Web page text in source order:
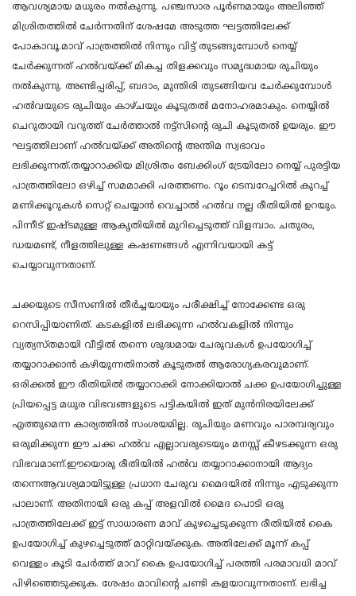
ആവശ്യമായ മധുരം നൽകുന്നു. പഞ്ചസാര പൂർണമായും അലിഞ്ഞ്
മിശ്രിതത്തിൽ ചേർന്നതിന് ശേഷമേ അടുത്ത ഘട്ടത്തിലേക്ക്
പോകാവൂ.മാവ് പാത്രത്തിൽ നിന്നും വിട്ട് തുടങ്ങുമ്പോൾ നെയ്യ്
ചേർക്കുന്നത് ഹൽവയ്ക്ക് മികച്ച തിളക്കവും സമൃദ്ധമായ രുചിയും
നൽകുന്നു. അണ്ടിപ്പരിപ്പ്, ബദാം, മുന്തിരി തുടങ്ങിയവ ചേർക്കുമ്പോൾ
ഹൽവയുടെ രുചിയും കാഴ്ചയും കൂടുതൽ മനോഹരമാകും. നെയ്യിൽ
ചെറുതായി വറുത്ത് ചേർത്താൽ നട്ട്സിന്റെ രുചി കൂടുതൽ ഉയരും. ഈ
ഘട്ടത്തിലാണ് ഹൽവയ്ക്ക് അതിന്റെ അന്തിമ സ്വഭാവം
ലഭിക്കുന്നത്.തയ്യാറാക്കിയ മിശ്രിതം ബേക്കിംഗ് ട്രേയിലോ നെയ്യ് പുരട്ടിയ
പാത്രത്തിലോ ഒഴിച്ച് സമമാക്കി പരത്തണം. റൂം ടെമ്പറേച്ചറിൽ കുറച്ച്
മണിക്കൂറുകൾ സെറ്റ് ചെയ്യാൻ വെച്ചാൽ ഹൽവ നല്ല രീതിയിൽ ഉറയും.
പിന്നീട് ഇഷ്ടമുള്ള ആകൃതിയിൽ മുറിച്ചെടുത്ത് വിളമ്പാം. ചതുരം,
ഡയമണ്ട്, നീളത്തിലുള്ള കഷണങ്ങൾ എന്നിവയായി കട്ട്
ചെയ്യാവുന്നതാണ്.
ചക്കയുടെ സീസണിൽ തീർച്ചയായും പരീക്ഷിച്ച് നോക്കേണ്ട ഒരു
റെസിപ്പിയാണിത്. കടകളിൽ ലഭിക്കുന്ന ഹൽവകളിൽ നിന്നും
വ്യത്യസ്തമായി വീട്ടിൽ തന്നെ ശുദ്ധമായ ചേരുവകൾ ഉപയോഗിച്ച്
തയ്യാറാക്കാൻ കഴിയുന്നതിനാൽ കൂടുതൽ ആരോഗ്യകരവുമാണ്.
ഒരിക്കൽ ഈ രീതിയിൽ തയ്യാറാക്കി നോക്കിയാൽ ചക്ക ഉപയോഗിച്ചുള്ള
പ്രിയപ്പെട്ട മധുര വിഭവങ്ങളുടെ പട്ടികയിൽ ഇത് മുൻനിരയിലേക്ക്
എത്തുമെന്ന കാര്യത്തിൽ സംശയമില്ല. രുചിയും മണവും പാരമ്പര്യവും
ഒരുമിക്കുന്ന ഈ ചക്ക ഹൽവ എല്ലാവരുടെയും മനസ്സ് കീഴടക്കുന്ന ഒരു
വിഭവമാണ്.ഈയൊരു രീതിയിൽ ഹൽവ തയ്യാറാക്കാനായി ആദ്യം
തന്നെആവശ്യമായിട്ടുള്ള പ്രധാന ചേരുവ മൈദയിൽ നിന്നും എടുക്കുന്ന
പാലാണ്. അതിനായി ഒരു കപ്പ് അളവിൽ മൈദ പൊടി ഒരു
പാത്രത്തിലേക്ക് ഇട്ട് സാധാരണ മാവ് കുഴച്ചെടുക്കുന്ന രീതിയിൽ കൈ
ഉപയോഗിച്ച് കുഴച്ചെടുത്ത് മാറ്റിവയ്ക്കുക. അതിലേക്ക് മൂന്ന് കപ്പ്
വെള്ളം കൂടി ചേർത്ത് മാവ് കൈ ഉപയോഗിച്ച് പരത്തി പരമാവധി മാവ്
പിഴിഞ്ഞെടുക്കുക. ശേഷം മാവിന്റെ ചണ്ടി കളയാവുന്നതാണ്. ലഭിച്ച